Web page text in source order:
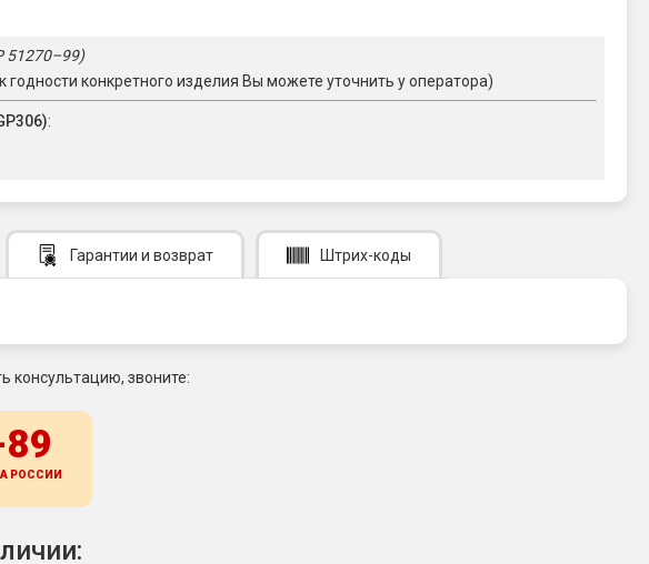
51270–99)
годности конкретного изделия Вы можете уточнить у оператора)
:
Гарантии и возврат Штрих-коды
консультацию, звоните:
РОССИИ